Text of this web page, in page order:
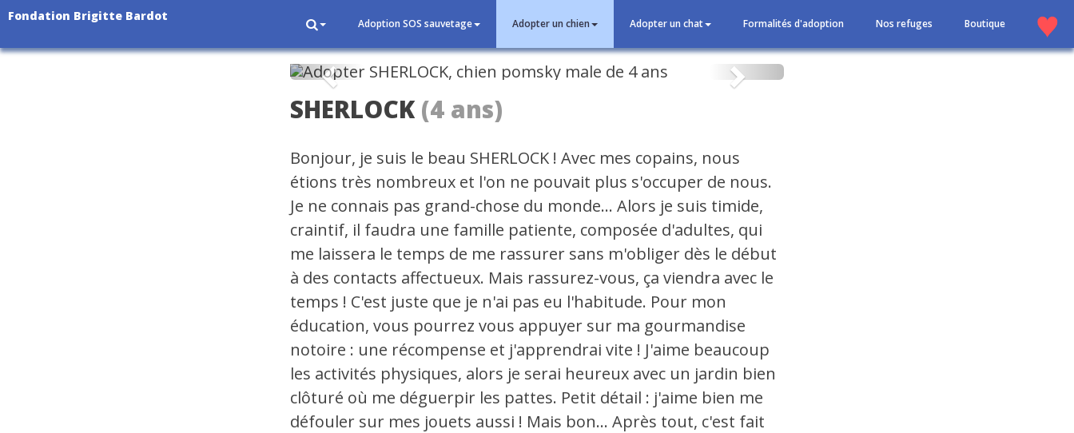
Fondation Brigitte Bardot
Adoption SOS sauvetage Adopter un chien Adopter un chat Formalités d'adoption Nos refuges Boutique
Précédent Suivant
SHERLOCK (4 ans)
Bonjour, je suis le beau SHERLOCK ! Avec mes copains, nous
étions très nombreux et l'on ne pouvait plus s'occuper de nous.
Je ne connais pas grand-chose du monde... Alors je suis timide,
craintif, il faudra une famille patiente, composée d'adultes, qui
me laissera le temps de me rassurer sans m'obliger dès le début
à des contacts affectueux. Mais rassurez-vous, ça viendra avec le
temps ! C'est juste que je n'ai pas eu l'habitude. Pour mon
éducation, vous pourrez vous appuyer sur ma gourmandise
notoire : une récompense et j'apprendrai vite ! J'aime beaucoup
les activités physiques, alors je serai heureux avec un jardin bien
clôturé où me déguerpir les pattes. Petit détail : j'aime bien me
défouler sur mes jouets aussi ! Mais bon... Après tout, c'est fait